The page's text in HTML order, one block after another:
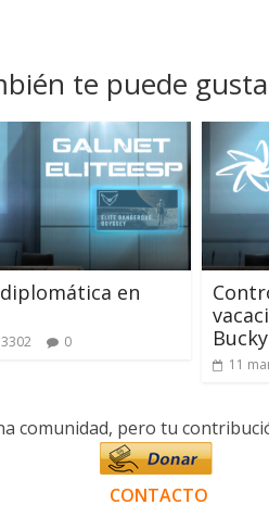
te puede
en
0
11
comunidad, pero tu
CONTACTO